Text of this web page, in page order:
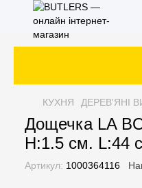
КУХНЯ ДЕРЕВ'ЯНІ
Дощечка LA
H:1.5 см. L:44
Артикул: 1000364116